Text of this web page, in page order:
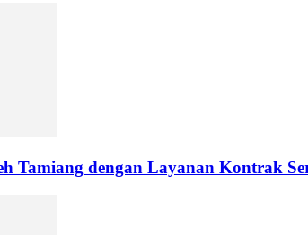
Tamiang dengan Layanan Kontrak